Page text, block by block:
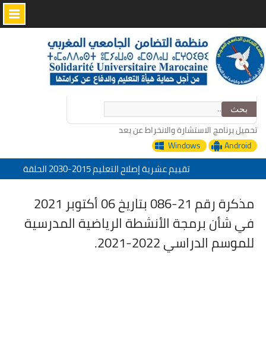
Skip
to
content
البحث
عن:
تحميل برنامج الاستشارة والانخراط عن بعد
Android
Windows
تقييم عشرية إصلاح التعليم 2015-2030 الحلقة
الأولى: المدرسة المغربية بين جمال النصوص وقسوة
الميدان – اليوم 24
منظمة التضامن الجامعي المغربي تعزي في وفاة
الأخ عمر الجابري مدير دار النشر المغربية
“التدبير الرقمي للإدارة التربية خدمات منظمة
التضامن الجامعي المغربي”
مذكرة رقم 21-086 بتاريخ 06 أكتوبر 2021
في شأن برمجة الأنشطة الرياضية المدرسية
للموسم الدراسي 2022-2021.